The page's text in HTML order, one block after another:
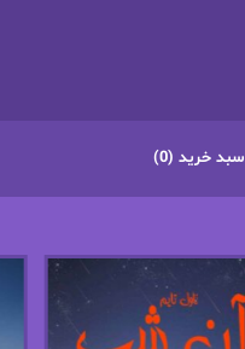
سبد خرید (0)